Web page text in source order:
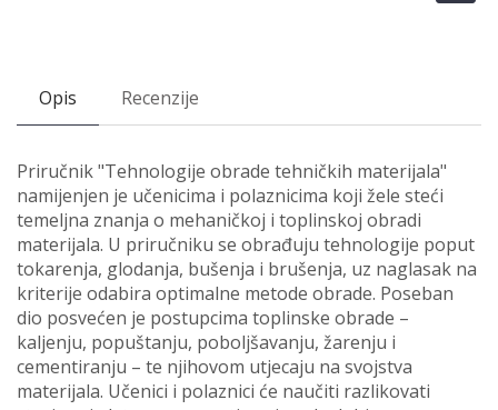
Opis Recenzije
Priručnik "Tehnologije obrade tehničkih materijala"
namijenjen je učenicima i polaznicima koji žele steći
temeljna znanja o mehaničkoj i toplinskoj obradi
materijala. U priručniku se obrađuju tehnologije poput
tokarenja, glodanja, bušenja i brušenja, uz naglasak na
kriterije odabira optimalne metode obrade. Poseban
dio posvećen je postupcima toplinske obrade –
kaljenju, popuštanju, poboljšavanju, žarenju i
cementiranju – te njihovom utjecaju na svojstva
materijala. Učenici i polaznici će naučiti razlikovati